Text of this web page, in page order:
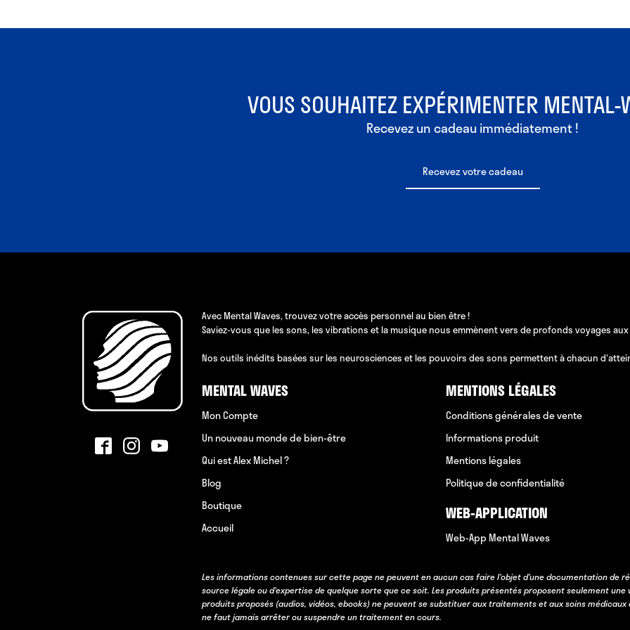
VOUS SOUHAITEZ EXPÉRIMENTER MENTAL-
Recevez un cadeau immédiatement !
Recevez votre cadeau
Avec Mental Waves, trouvez votre accès personnel au bien être !
Saviez-vous que les sons, les vibrations et la musique nous emmènent vers de profonds voyages
Nos outils inédits basées sur les neurosciences et les pouvoirs des sons permettent à chacun
MENTAL WAVES
Mon Compte
Un nouveau monde de bien-être
Qui est Alex Michel ?
Blog
Boutique
Accueil
MENTIONS LÉGALES
Conditions générales de vente
Informations produit
Mentions légales
Politique de confidentialité
WEB-APPLICATION
Web-App Mental Waves
Les informations contenues sur cette page ne peuvent en aucun cas faire l’objet d’une documentation
source légale ou d’expertise de quelque sorte que ce soit. Les produits présentés proposent seulement
produits proposés (audios, vidéos, ebooks) ne peuvent se substituer aux traitements et aux soins
ne faut jamais arrêter ou suspendre un traitement en cours.